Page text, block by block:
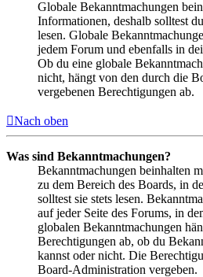
Globale Bekanntmachungen
Informationen, deshalb solltest
lesen. Globale
jedem Forum und ebenfalls in
Ob du eine globale
nicht, hängt von den durch die
vergebenen Berechtigungen ab.
Nach oben
Was sind Bekanntmachungen?
Bekanntmachungen beinhalten
zu dem Bereich des Boards, in
solltest sie stets lesen.
auf jeder Seite des Forums, in
globalen Bekanntmachungen
Berechtigungen ab, ob du
kannst oder nicht. Die
Board-Administration vergeben.